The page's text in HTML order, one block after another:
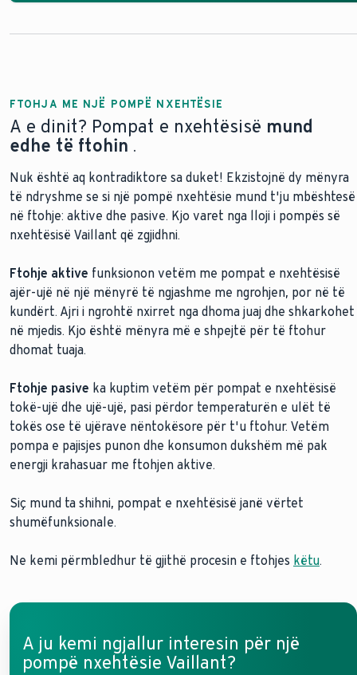
FTOHJA ME NJË POMPË NXEHTËSIE
A e dinit? Pompat e nxehtësisë mund
edhe të ftohin .
Nuk është aq kontradiktore sa duket! Ekzistojnë dy mënyra
të ndryshme se si një pompë nxehtësie mund t'ju mbështesë
në ftohje: aktive dhe pasive. Kjo varet nga lloji i pompës së
nxehtësisë Vaillant që zgjidhni.
Ftohje aktive funksionon vetëm me pompat e nxehtësisë
ajër-ujë në një mënyrë të ngjashme me ngrohjen, por në të
kundërt. Ajri i ngrohtë nxirret nga dhoma juaj dhe shkarkohet
në mjedis. Kjo është mënyra më e shpejtë për të ftohur
dhomat tuaja.
Ftohje pasive ka kuptim vetëm për pompat e nxehtësisë
tokë-ujë dhe ujë-ujë, pasi përdor temperaturën e ulët të
tokës ose të ujërave nëntokësore për t'u ftohur. Vetëm
pompa e pajisjes punon dhe konsumon dukshëm më pak
energji krahasuar me ftohjen aktive.
Siç mund ta shihni, pompat e nxehtësisë janë vërtet
shumëfunksionale.
Ne kemi përmbledhur të gjithë procesin e ftohjes këtu.
A ju kemi ngjallur interesin për një
pompë nxehtësie Vaillant?